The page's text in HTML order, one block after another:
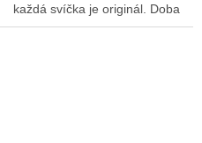
každá svíčka je originál. Doba
hoření: 51 hRozměry V/Š/H: